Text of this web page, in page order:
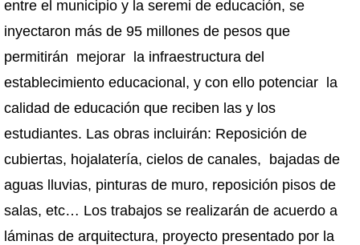
entre el municipio y la seremi de educación, se
inyectaron más de 95 millones de pesos que
permitirán mejorar la infraestructura del
establecimiento educacional, y con ello potenciar la
calidad de educación que reciben las y los
estudiantes. Las obras incluirán: Reposición de
cubiertas, hojalatería, cielos de canales, bajadas de
aguas lluvias, pinturas de muro, reposición pisos de
salas, etc… Los trabajos se realizarán de acuerdo a
láminas de arquitectura, proyecto presentado por la